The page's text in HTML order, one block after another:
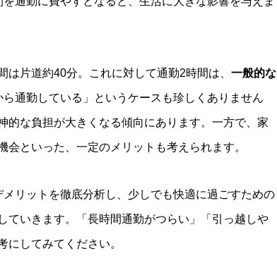
片道約40分。これに対して通勤2時間は、 一般的な
通勤している」というケースも珍しくありません
的な負担が大きくなる傾向にあります。一方で、家
といった、一定のメリットも考えられます。
リットを徹底分析し、少しでも快適に過ごすための
ていきます。「長時間通勤がつらい」「引っ越しや
にしてみてください。